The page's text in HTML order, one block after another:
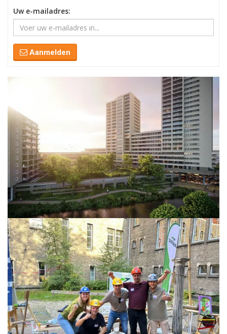
Uw e-mailadres:
Aanmelden